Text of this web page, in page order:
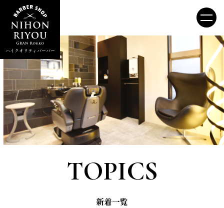
ハイクオリティバーバー
TOPICS
新着一覧